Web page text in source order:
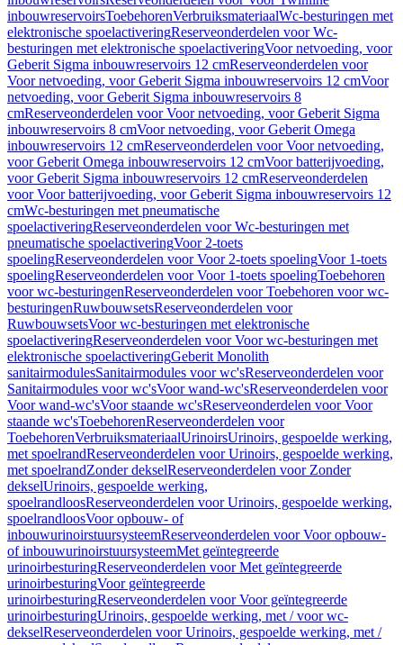
inbouwreservoirsToebehorenVerbruiksmateriaalWc-besturingen met
elektronische spoelactiveringReserveonderdelen voor Wc-
besturingen met elektronische spoelactiveringVoor netvoeding, voor
Geberit Sigma inbouwreservoirs 12 cmReserveonderdelen voor
Voor netvoeding, voor Geberit Sigma inbouwreservoirs 12 cmVoor
netvoeding, voor Geberit Sigma inbouwreservoirs 8
cmReserveonderdelen voor Voor netvoeding, voor Geberit Sigma
inbouwreservoirs 8 cmVoor netvoeding, voor Geberit Omega
inbouwreservoirs 12 cmReserveonderdelen voor Voor netvoeding,
voor Geberit Omega inbouwreservoirs 12 cmVoor batterijvoeding,
voor Geberit Sigma inbouwreservoirs 12 cmReserveonderdelen
voor Voor batterijvoeding, voor Geberit Sigma inbouwreservoirs 12
cmWc-besturingen met pneumatische
spoelactiveringReserveonderdelen voor Wc-besturingen met
pneumatische spoelactiveringVoor 2-toets
spoelingReserveonderdelen voor Voor 2-toets spoelingVoor 1-toets
spoelingReserveonderdelen voor Voor 1-toets spoelingToebehoren
voor wc-besturingenReserveonderdelen voor Toebehoren voor wc-
besturingenRuwbouwsetsReserveonderdelen voor
RuwbouwsetsVoor wc-besturingen met elektronische
spoelactiveringReserveonderdelen voor Voor wc-besturingen met
elektronische spoelactiveringGeberit Monolith
sanitairmodulesSanitairmodules voor wc'sReserveonderdelen voor
Sanitairmodules voor wc'sVoor wand-wc'sReserveonderdelen voor
Voor wand-wc'sVoor staande wc'sReserveonderdelen voor Voor
staande wc'sToebehorenReserveonderdelen voor
ToebehorenVerbruiksmateriaalUrinoirsUrinoirs, gespoelde werking,
met spoelrandReserveonderdelen voor Urinoirs, gespoelde werking,
met spoelrandZonder dekselReserveonderdelen voor Zonder
dekselUrinoirs, gespoelde werking,
spoelrandloosReserveonderdelen voor Urinoirs, gespoelde werking,
spoelrandloosVoor opbouw- of
inbouwurinoirstuursysteemReserveonderdelen voor Voor opbouw-
of inbouwurinoirstuursysteemMet geïntegreerde
urinoirbesturingReserveonderdelen voor Met geïntegreerde
urinoirbesturingVoor geïntegreerde
urinoirbesturingReserveonderdelen voor Voor geïntegreerde
urinoirbesturingUrinoirs, gespoelde werking, met / voor wc-
dekselReserveonderdelen voor Urinoirs, gespoelde werking, met /